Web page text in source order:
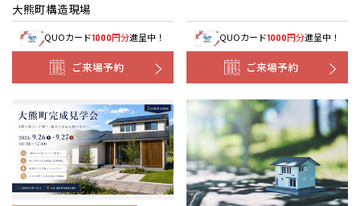
大熊町構造現場
QUOカード1000円分進呈中！
ご来場予約
QUOカード1000円分進呈中！
ご来場予約